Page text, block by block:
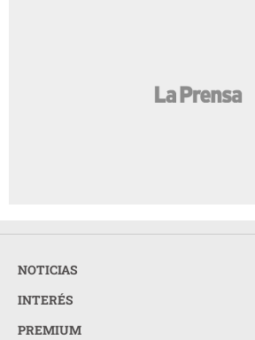
NOTICIAS
INTERÉS
PREMIUM